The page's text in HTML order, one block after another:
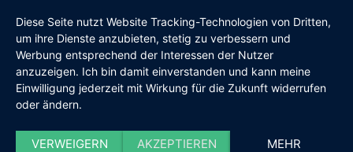
Die erhobenen Kundendaten werden nach Abschluss des
Auftrags oder Beendigung der Geschäftsbeziehung gelöscht.
Gesetzliche Aufbewahrungsfristen bleiben unberührt.
Diese Seite nutzt Website Tracking-Technologien von Dritten,
um ihre Dienste anzubieten, stetig zu verbessern und
Werbung entsprechend der Interessen der Nutzer
anzuzeigen. Ich bin damit einverstanden und kann meine
Einwilligung jederzeit mit Wirkung für die Zukunft widerrufen
oder ändern.
VERWEIGERN AKZEPTIEREN MEHR